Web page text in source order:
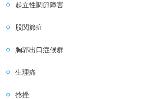
起立性調節障害
股関節症
胸郭出口症候群
生理痛
捻挫